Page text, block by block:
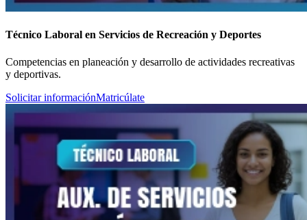
Técnico Laboral en Servicios de Recreación y Deportes
Competencias en planeación y desarrollo de actividades recreativas
y deportivas.
Solicitar informaciónMatricúlate